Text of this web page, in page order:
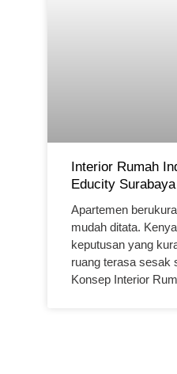
Interior Rumah
Educity Surabaya
Apartemen
mudah ditata.
keputusan yang
ruang terasa sesak
Konsep Interior